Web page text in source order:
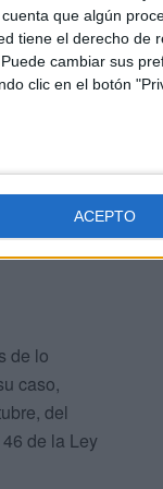
que algún
tiene el derecho de
cambiar sus
clic en el botón
ACEPTO
se
el plazo de
123 y 124
en los
de lo
caso,
del
de la Ley